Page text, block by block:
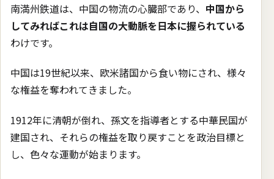
南満州鉄道は、中国の物流の心臓部であり、 中国から
してみればこれは自国の大動脈を日本に握られている
わけです。
中国は19世紀以来、欧米諸国から食い物にされ、様々
な権益を奪われてきました。
1912年に清朝が倒れ、孫文を指導者とする中華民国が
建国され、それらの権益を取り戻すことを政治目標と
し、色々な運動が始まります。